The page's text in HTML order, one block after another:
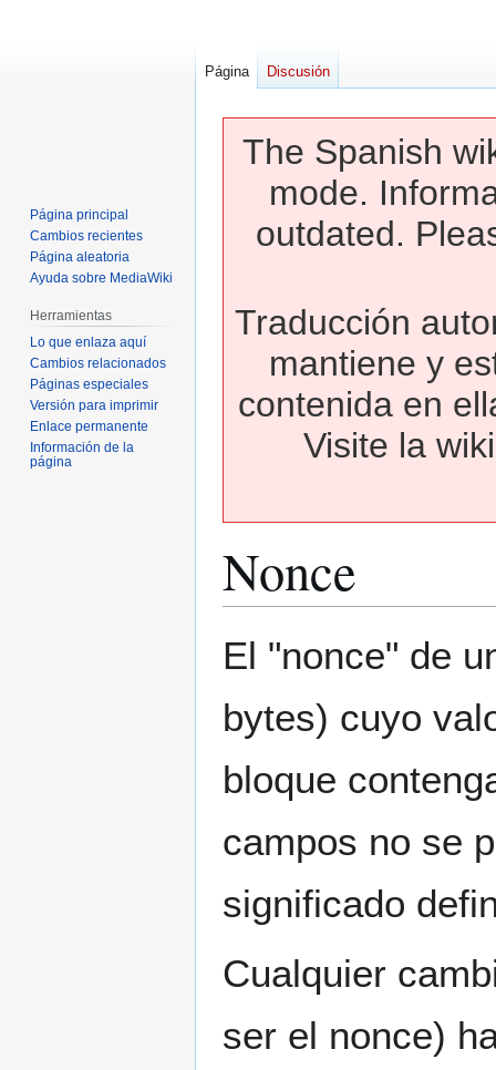
The Spanish
mode.
outdated.
Traducción
mantiene y
contenida en
Visite la
Nonce
a
navegación
a
búsqueda
El "nonce" de
bytes) cuyo
bloque
campos no se
significado
Cualquier
ser el nonce)
Página Discusión
Página principal
Cambios recientes
Página aleatoria
Ayuda sobre MediaWiki
Herramientas
Lo que enlaza aquí
Cambios relacionados
Páginas especiales
Versión para imprimir
Enlace permanente
Información de la
página